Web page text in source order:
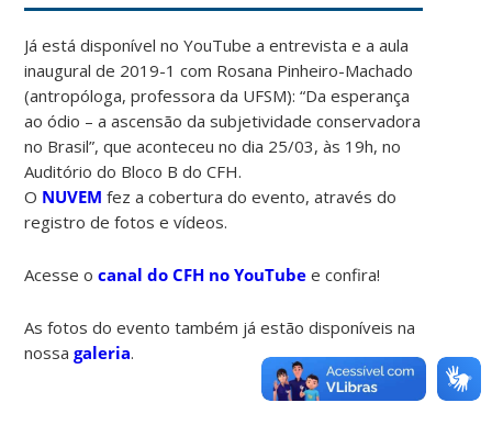
Já está disponível no YouTube a entrevista e a aula
inaugural de 2019-1 com Rosana Pinheiro-Machado
(antropóloga, professora da UFSM): “Da esperança
ao ódio – a ascensão da subjetividade conservadora
no Brasil”, que aconteceu no dia 25/03, às 19h, no
Auditório do Bloco B do CFH.
O NUVEM fez a cobertura do evento, através do
registro de fotos e vídeos.
Acesse ocanal do CFH no YouTube e confira!
As fotos do evento também já estão disponíveis na
nossagaleria.